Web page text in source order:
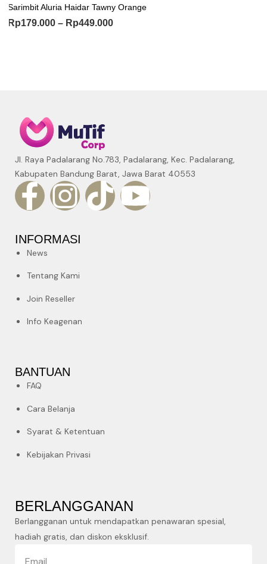
Sarimbit Aluria Haidar Tawny Orange
Rp179.000 – Rp449.000
Jl. Raya Padalarang No.783, Padalarang, Kec. Padalarang,
Kabupaten Bandung Barat, Jawa Barat 40553
INFORMASI
News
Tentang Kami
Join Reseller
Info Keagenan
BANTUAN
FAQ
Cara Belanja
Syarat & Ketentuan
Kebijakan Privasi
BERLANGGANAN
Berlangganan untuk mendapatkan penawaran spesial,
hadiah gratis, dan diskon eksklusif.